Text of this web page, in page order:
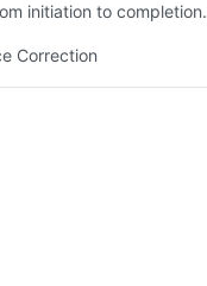
initiation to completion.
Correction